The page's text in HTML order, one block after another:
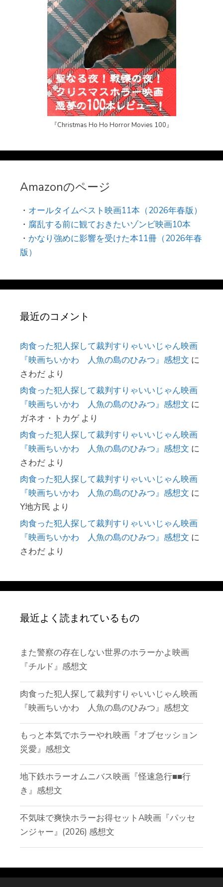
『Christmas Ho Ho Horror Movies 100』
Amazonのページ
・ オールタイムベスト映画11本（2026年春版）
・ 腐乱する前に観ておきたいゾンビ映画10本
・ かなり強めに影響を受けた本11冊（2026年春
版）
最近のコメント
肉食った犯人探して裁判すりゃいいじゃん映画
『映画ちいかわ 人魚の島のひみつ』感想文 に
さわだ より
肉食った犯人探して裁判すりゃいいじゃん映画
『映画ちいかわ 人魚の島のひみつ』感想文 に
ガネオ・トカゲより
肉食った犯人探して裁判すりゃいいじゃん映画
『映画ちいかわ 人魚の島のひみつ』感想文 に
さわだ より
肉食った犯人探して裁判すりゃいいじゃん映画
『映画ちいかわ 人魚の島のひみつ』感想文 に
Y地方民 より
肉食った犯人探して裁判すりゃいいじゃん映画
『映画ちいかわ 人魚の島のひみつ』感想文 に
さわだ より
最近よく読まれているもの
また警察の存在しない世界のホラーかよ映画
『チルド』感想文
肉食った犯人探して裁判すりゃいいじゃん映画
『映画ちいかわ 人魚の島のひみつ』感想文
もっと本気でホラーやれ映画『オブセッション
災愛』感想文
地下鉄ホラーオムニバス映画『怪速急行■■行
き』感想文
不気味で爽快ホラーお得セットA映画『パッセ
ンジャー』(2026) 感想文